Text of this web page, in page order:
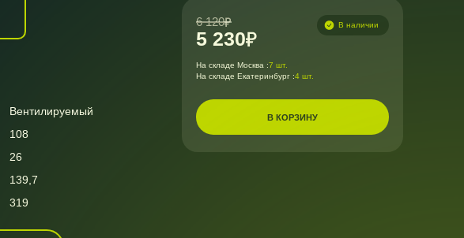
Вентилируемый
108
26
139,7
319
6 120
5 230
В наличии
На складе Москва :7 шт.
На складе Екатеринбург :4 шт.
В КОРЗИНУ